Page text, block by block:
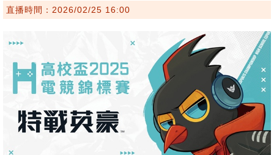
直播時間：2026/02/25 16:00